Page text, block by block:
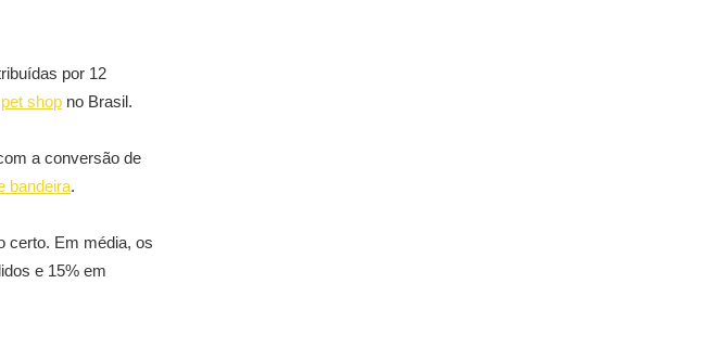
por 12
pet shop no Brasil.
a conversão de
bandeira.
certo. Em média, os
e 15% em